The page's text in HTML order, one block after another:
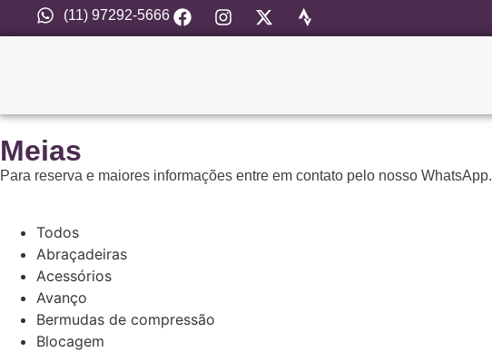
(11) 97292-5666
Meias
Para reserva e maiores informações entre em contato pelo nosso WhatsApp.
Todos
Abraçadeiras
Acessórios
Avanço
Bermudas de compressão
Blocagem